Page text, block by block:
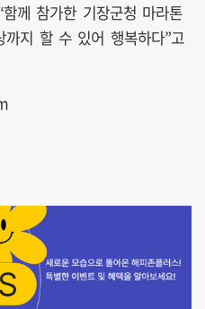
께 참가한 기장군청 마라톤
까지 할 수 있어 행복하다”고